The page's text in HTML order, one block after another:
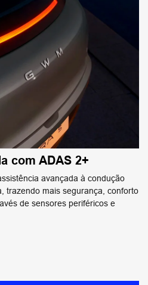
com ADAS 2+
avançada à condução
trazendo mais segurança, conforto
de sensores periféricos e